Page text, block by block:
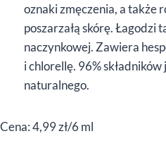
oznaki zmęczenia, a także
poszarzałą skórę. Łagodzi
naczynkowej. Zawiera
i chlorellę. 96%
naturalnego.
Cena: 4,99 zł/6 ml